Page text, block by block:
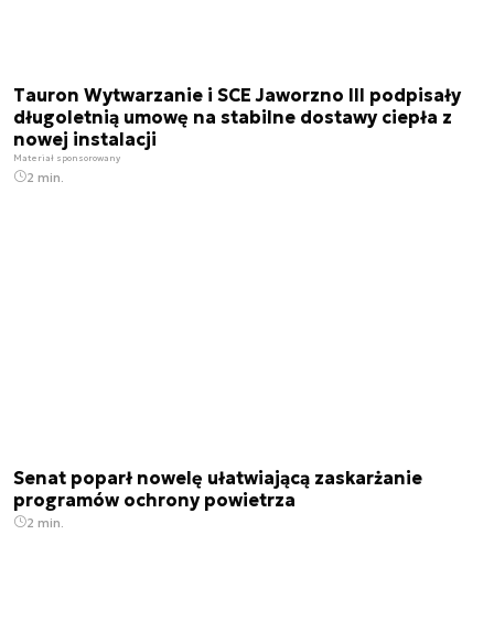
Tauron Wytwarzanie i SCE Jaworzno III podpisały
długoletnią umowę na stabilne dostawy ciepła z
nowej instalacji
Materiał sponsorowany
2 min.
Senat poparł nowelę ułatwiającą zaskarżanie
programów ochrony powietrza
2 min.